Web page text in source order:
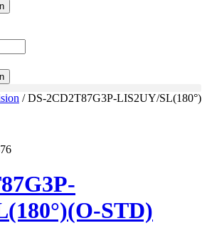
/ DS-2CD2T87G3P-LIS2UY/SL(180°)
STD)